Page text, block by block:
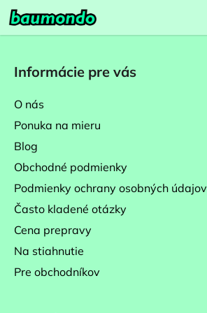
Prejsť
na
obsah
Informácie pre vás
O nás
Ponuka na mieru
Blog
Obchodné podmienky
Podmienky ochrany osobných údajov
Často kladené otázky
Cena prepravy
Na stiahnutie
Pre obchodníkov